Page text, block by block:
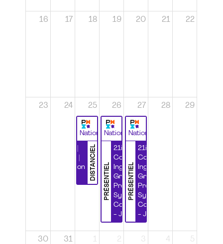
16 17 18 19 20 21 22
23 24 25
National
DISTANCIEL
Certification
26
National
PRÉSENTIEL
21ième
Congrès
Ingénierie
Grands
Projets et
Systèmes
Complexes
- Jour 1
27
National
PRÉSENTIEL
21ième
Congrès
Ingénierie
Grands
Projets et
Systèmes
Complexes
- Jour 2
28 29
30 31 1 2 3 4 5